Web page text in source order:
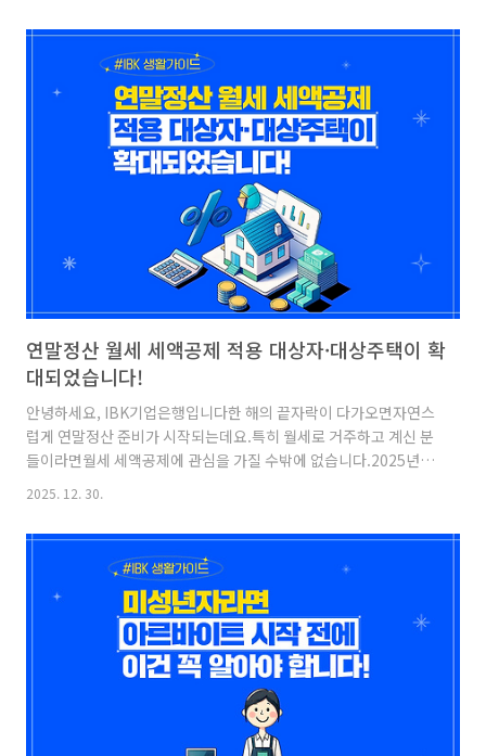
증 의무발행을 지키지 않았을 때발생하는 불이익에 대해 지금부터
자세히 알아볼까요? 현금영수증현금영수증 제도란?자영업자의 과
세표준 양성화를 위해 도입된 제도로가맹점이 재화 또는 용역을 공
급하고그 대금을 현금으로 받는 경우 해당 재화 또는용역을 공급받
는 자에게 발급하는 영수증입니다!그렇다면 현금영수증 의무발행
이란 무엇일까요?전문직∙병의원 등의 업종을 시작으로거래 건당
10만 원 이상 현금 거래 시소비자의 발급..
연말정산 월세 세액공제 적용 대상자·대상주택이 확
대되었습니다!
안녕하세요, IBK기업은행입니다한 해의 끝자락이 다가오면자연스
럽게 연말정산 준비가 시작되는데요.특히 월세로 거주하고 계신 분
들이라면월세 세액공제에 관심을 가질 수밖에 없습니다.2025년부
들이 달라졌는지꼼꼼하게 안내해 드리겠습니다. 월세 세액공제월
세 세액공제란 무엇일까요?무주택 근로자가 일정 소득 요건을 충족
한 경우1년 동안 낸 월세 중 일부를세금에서 공제받아 환급받는 제
도입니다.그렇다면 어떤 거주지가 대상일까요?[주택 요건]기준시
가 4억 원 이하, 전용면적 85m²이하 [공제대상 주택]→ 주거용 오
피스텔, 고시원 포함임대차계약증서상 주소지와→ 주민등록등본
상 주소지 동일올해 월세..
2025. 12. 30.